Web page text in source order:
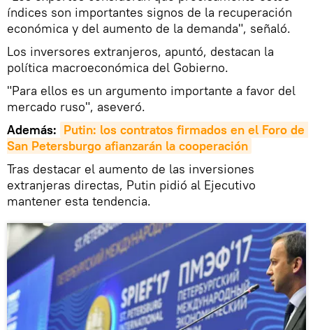
índices son importantes signos de la recuperación
económica y del aumento de la demanda", señaló.
Los inversores extranjeros, apuntó, destacan la
política macroeconómica del Gobierno.
"Para ellos es un argumento importante a favor del
mercado ruso", aseveró.
Además: Putin: los contratos firmados en el Foro de
San Petersburgo afianzarán la cooperación
Tras destacar el aumento de las inversiones
extranjeras directas, Putin pidió al Ejecutivo
mantener esta tendencia.